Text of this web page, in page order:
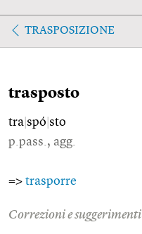
TRASPOSIZIONE
trasposto
tra spó sto
p.pass., agg.
=> trasporre
Correzioni e suggerimenti